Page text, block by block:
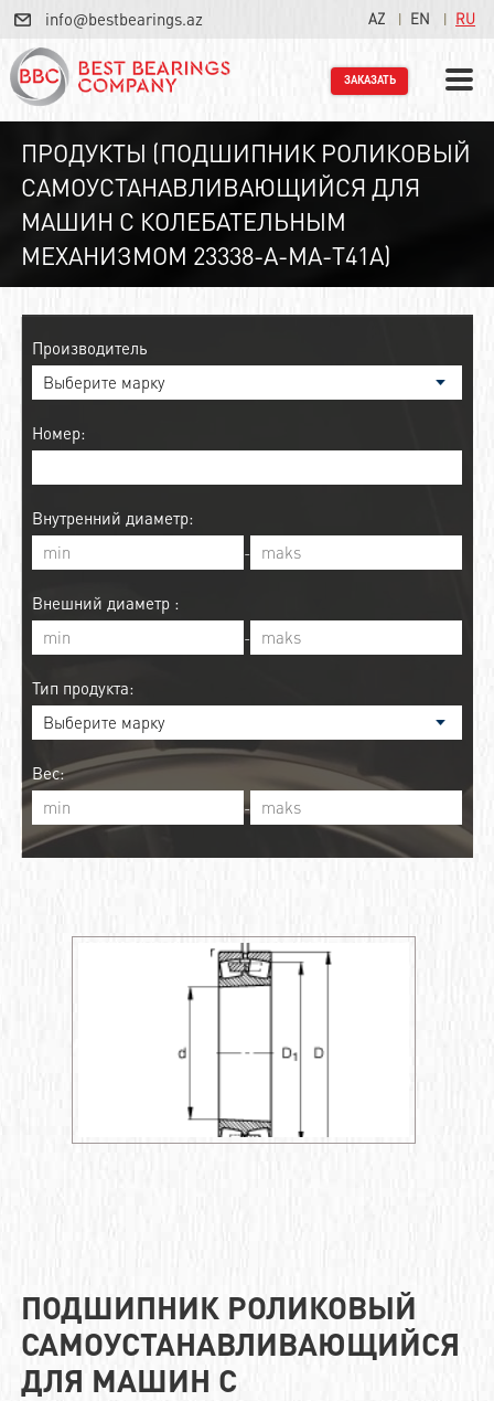
info@bestbearings.az AZ EN RU
ЗАКАЗАТЬ
ПРОДУКТЫ (ПОДШИПНИК РОЛИКОВЫЙ
САМОУСТАНАВЛИВАЮЩИЙСЯ ДЛЯ
МАШИН С КОЛЕБАТЕЛЬНЫМ
МЕХАНИЗМОМ 23338-A-MA-T41A)
Производитель
Номер:
Внутренний диаметр:
-
Внешний диаметр :
-
Тип продукта:
Вес:
-
ПОДШИПНИК РОЛИКОВЫЙ
САМОУСТАНАВЛИВАЮЩИЙСЯ
ДЛЯ МАШИН С